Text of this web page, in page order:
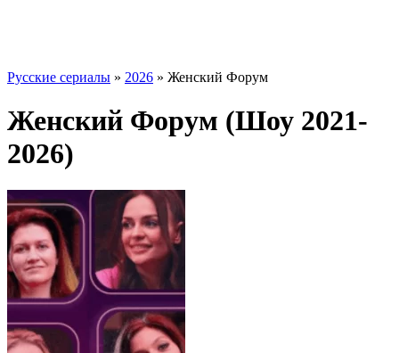
Русские сериалы » 2026 » Женский Форум
Женский Форум (Шоу 2021-
2026)